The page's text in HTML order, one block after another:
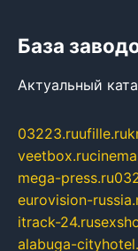
База
Актуальный
03223.ruufille.ru
veetbox.ru
mega-press.ru
eurovision-
itrack-24.ru
alabuga-